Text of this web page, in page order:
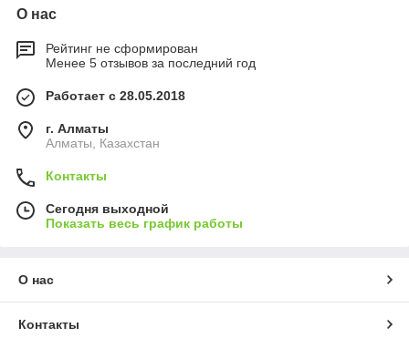
О нас
Рейтинг не сформирован
Менее 5 отзывов за последний год
Работает с 28.05.2018
г. Алматы
Алматы, Казахстан
Контакты
Сегодня выходной
Показать весь график работы
О нас
Контакты